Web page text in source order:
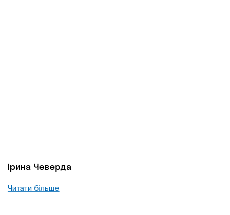
Ірина Чеверда
Читати більше